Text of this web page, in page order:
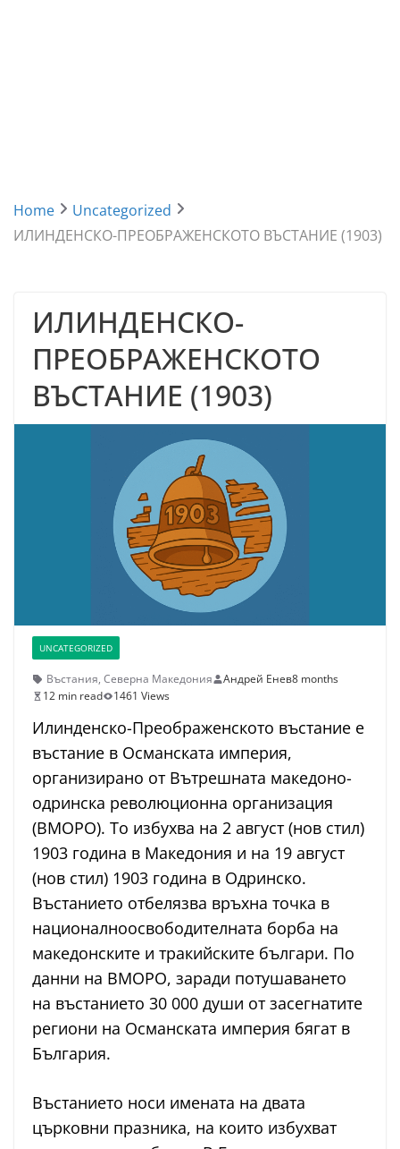
Home
Uncategorized
ИЛИНДЕНСКО-ПРЕОБРАЖЕНСКОTO ВЪСТАНИЕ (1903)
ИЛИНДЕНСКО-
ПРЕОБРАЖЕНСКОTO
ВЪСТАНИЕ (1903)
UNCATEGORIZED
Въстания, Северна Македония Андрей Енев8 months
12 min read
1461 Views
Илинденско-Преображенското въстание е
въстание в Османската империя,
организирано от Вътрешната македоно-
одринска революционна организация
(ВМОРО). То избухва на 2 август (нов стил)
1903 година в Македония и на 19 август
(нов стил) 1903 година в Одринско.
Въстанието отбелязва връхна точка в
националноосвободителната борба на
македонските и тракийските българи. По
данни на ВМОРО, заради потушаването
на въстанието 30 000 души от засегнатите
региони на Османската империя бягат в
България.
Въстанието носи имената на двата
църковни празника, на които избухват